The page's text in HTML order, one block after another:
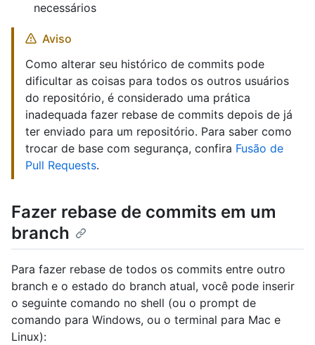
necessários
Aviso
Como alterar seu histórico de commits pode
dificultar as coisas para todos os outros usuários
do repositório, é considerado uma prática
inadequada fazer rebase de commits depois de já
ter enviado para um repositório. Para saber como
trocar de base com segurança, confira Fusão de
Pull Requests.
Fazer rebase de commits em um
branch
Para fazer rebase de todos os commits entre outro
branch e o estado do branch atual, você pode inserir
o seguinte comando no shell (ou o prompt de
comando para Windows, ou o terminal para Mac e
Linux):